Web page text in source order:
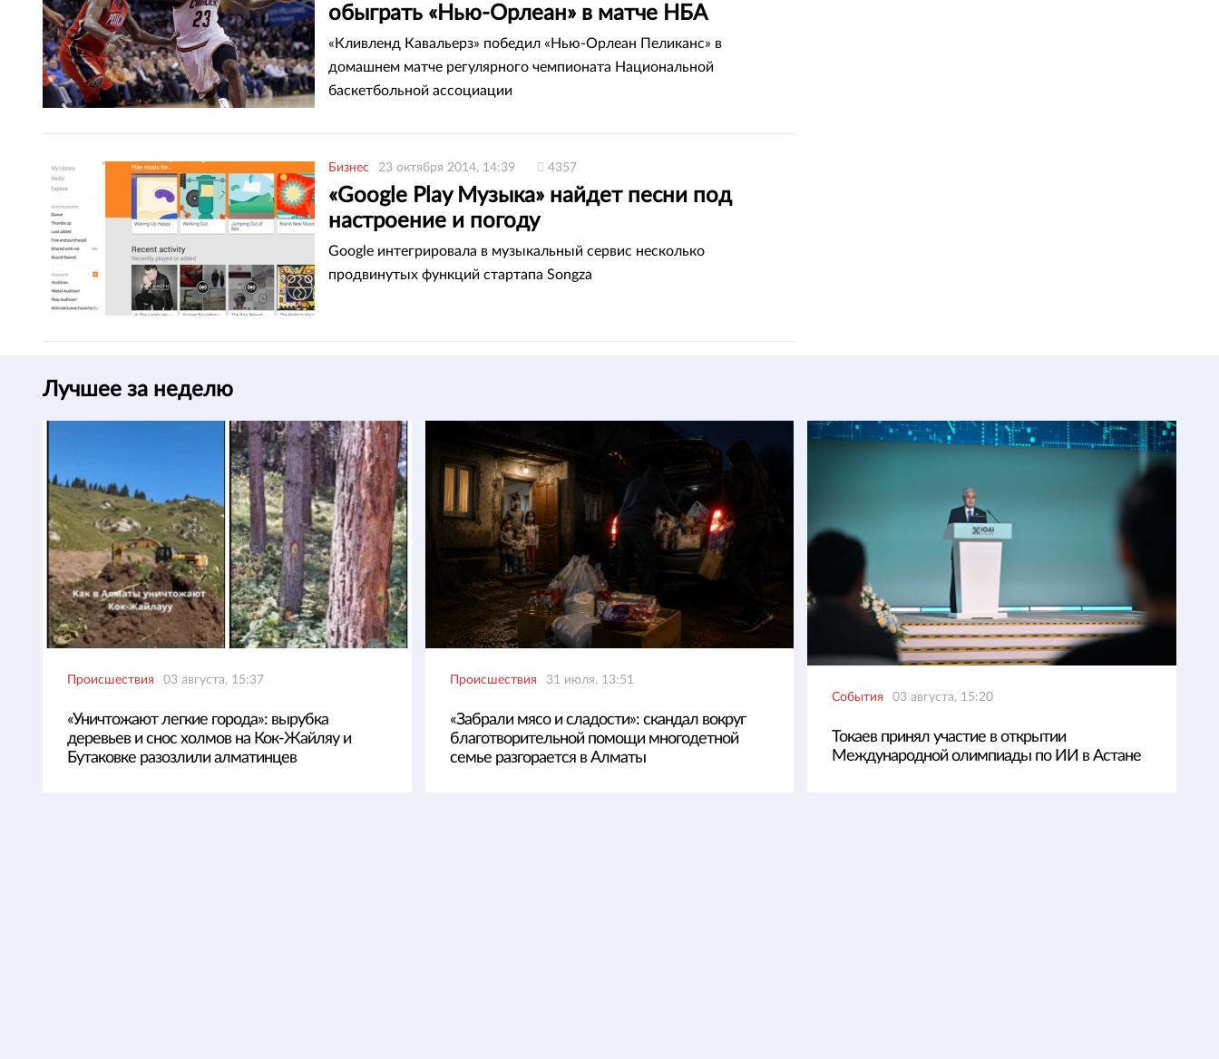
обыграть «Нью-Орлеан» в матче НБА
«Кливленд Кавальерз» победил «Нью-Орлеан Пеликанс» в
домашнем матче регулярного чемпионата Национальной
баскетбольной ассоциации
Бизнес 23 октября 2014, 14:39 4357
«Google Play Музыка» найдет песни под
настроение и погоду
Google интегрировала в музыкальный сервис несколько
продвинутых функций стартапа Songza
Лучшее за неделю
Происшествия 03 августа, 15:37
«Уничтожают легкие города»: вырубка
деревьев и снос холмов на Кок-Жайляу и
Бутаковке разозлили алматинцев
Происшествия 31 июля, 13:51
«Забрали мясо и сладости»: скандал вокруг
благотворительной помощи многодетной
семье разгорается в Алматы
События 03 августа, 15:20
Токаев принял участие в открытии
Международной олимпиады по ИИ в Астане